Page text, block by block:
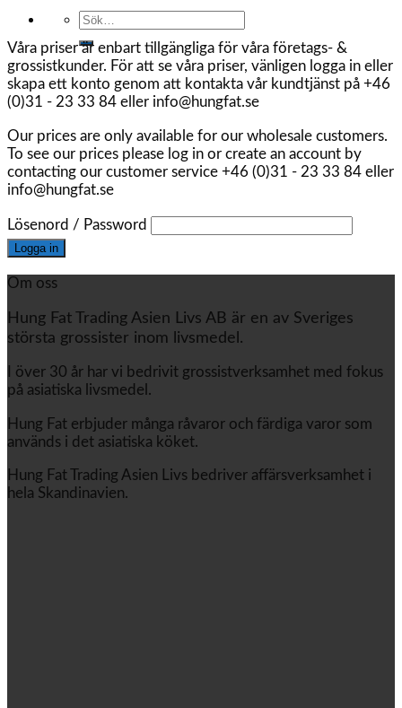
Sök
Våra priser är enbart tillgängliga för våra företags- &
grossistkunder. För att se våra priser, vänligen logga in eller
skapa ett konto genom att kontakta vår kundtjänst på +46
(0)31 - 23 33 84 eller info@hungfat.se
Our prices are only available for our wholesale customers.
To see our prices please log in or create an account by
contacting our customer service +46 (0)31 - 23 33 84 eller
info@hungfat.se
Lösenord / Password
Om oss
Hung Fat Trading Asien Livs AB är en av Sveriges
största grossister inom livsmedel.
I över 30 år har vi bedrivit grossistverksamhet med fokus
på asiatiska livsmedel.
Hung Fat erbjuder många råvaror och färdiga varor som
används i det asiatiska köket.
Hung Fat Trading Asien Livs bedriver affärsverksamhet i
hela Skandinavien.